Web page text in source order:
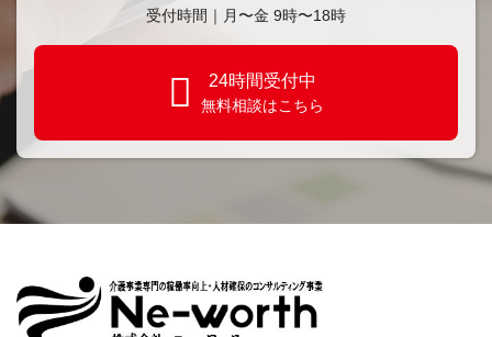
受付時間｜⽉〜金 9時〜18時
24時間受付中
無料相談はこちら